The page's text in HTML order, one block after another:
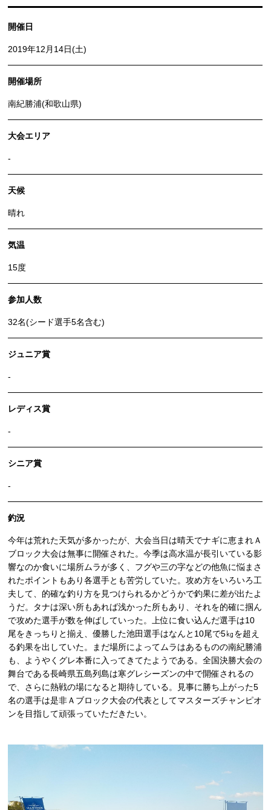
開催日
2019年12月14日(土)
開催場所
南紀勝浦(和歌山県)
大会エリア
-
天候
晴れ
気温
15度
参加人数
32名(シード選手5名含む)
ジュニア賞
-
レディス賞
-
シニア賞
-
釣況
今年は荒れた天気が多かったが、大会当日は晴天でナギに恵まれＡ
ブロック大会は無事に開催された。今季は高水温が長引いている影
響なのか食いに場所ムラが多く、フグや三の字などの他魚に悩まさ
れたポイントもあり各選手とも苦労していた。攻め方をいろいろ工
夫して、的確な釣り方を見つけられるかどうかで釣果に差が出たよ
うだ。タナは深い所もあれば浅かった所もあり、それを的確に掴ん
で攻めた選手が数を伸ばしていった。上位に食い込んだ選手は10
尾をきっちりと揃え、優勝した池田選手はなんと10尾で5㎏を超え
る釣果を出していた。まだ場所によってムラはあるものの南紀勝浦
も、ようやくグレ本番に入ってきてたようである。全国決勝大会の
舞台である長崎県五島列島は寒グレシーズンの中で開催されるの
で、さらに熱戦の場になると期待している。見事に勝ち上がった5
名の選手は是非Ａブロック大会の代表としてマスターズチャンピオ
ンを目指して頑張っていただきたい。